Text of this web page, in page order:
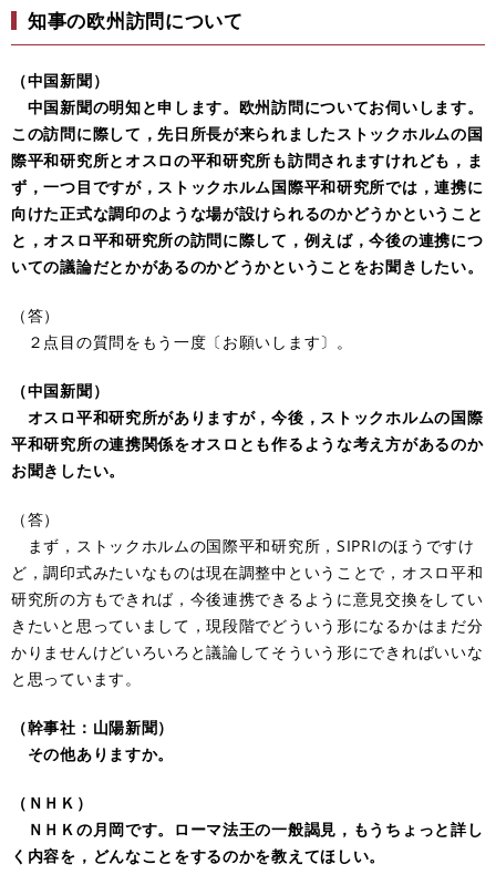
知事の欧州訪問について
（中国新聞）
中国新聞の明知と申します。欧州訪問についてお伺いします。
この訪問に際して，先日所長が来られましたストックホルムの国
際平和研究所とオスロの平和研究所も訪問されますけれども，ま
ず，一つ目ですが，ストックホルム国際平和研究所では，連携に
向けた正式な調印のような場が設けられるのかどうかということ
と，オスロ平和研究所の訪問に際して，例えば，今後の連携につ
いての議論だとかがあるのかどうかということをお聞きしたい。
（答）
２点目の質問をもう一度〔お願いします〕。
（中国新聞）
オスロ平和研究所がありますが，今後，ストックホルムの国際
平和研究所の連携関係をオスロとも作るような考え方があるのか
お聞きしたい。
（答）
まず，ストックホルムの国際平和研究所，SIPRIのほうですけ
ど，調印式みたいなものは現在調整中ということで，オスロ平和
研究所の方もできれば，今後連携できるように意見交換をしてい
きたいと思っていまして，現段階でどういう形になるかはまだ分
かりませんけどいろいろと議論してそういう形にできればいいな
と思っています。
（幹事社：山陽新聞）
その他ありますか。
（ＮＨＫ）
ＮＨＫの月岡です。ローマ法王の一般謁見，もうちょっと詳し
く内容を，どんなことをするのかを教えてほしい。